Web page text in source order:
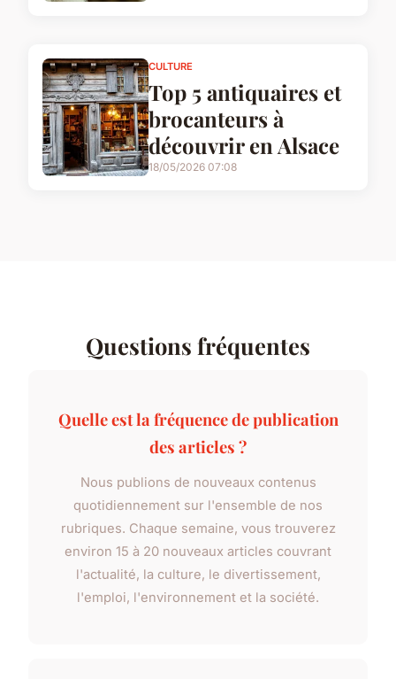
CULTURE
Top 5 antiquaires et
brocanteurs à
découvrir en Alsace
18/05/2026 07:08
Questions fréquentes
Quelle est la fréquence de publication
des articles ?
Nous publions de nouveaux contenus
quotidiennement sur l'ensemble de nos
rubriques. Chaque semaine, vous trouverez
environ 15 à 20 nouveaux articles couvrant
l'actualité, la culture, le divertissement,
l'emploi, l'environnement et la société.